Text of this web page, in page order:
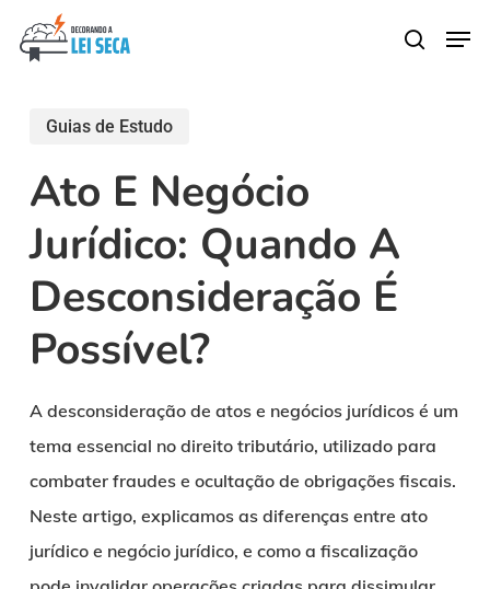
content
search
Guias de Estudo
Ato E Negócio
Jurídico: Quando A
Desconsideração É
Possível?
A desconsideração de atos e negócios jurídicos é um
tema essencial no direito tributário, utilizado para
combater fraudes e ocultação de obrigações fiscais.
Neste artigo, explicamos as diferenças entre ato
jurídico e negócio jurídico, e como a fiscalização